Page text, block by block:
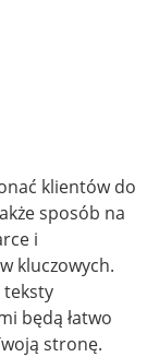
klientów do
sposób na
i
kluczowych.
będą łatwo
stronę.